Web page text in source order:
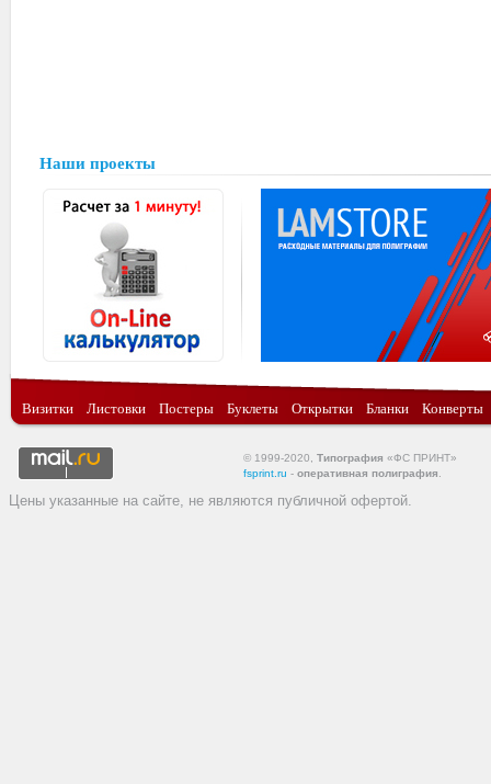
Наши проекты
Визитки Листовки Постеры Буклеты Открытки Бланки Конверты
© 1999-2020, Типография «ФС ПРИНТ»
fsprint.ru - оперативная полиграфия
Цены указанные на сайте, не являются публичной офертой.